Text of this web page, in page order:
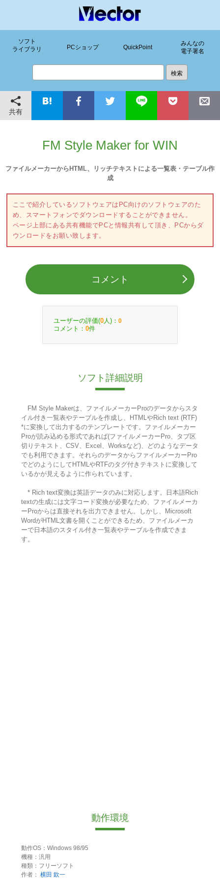
ソフト
ライブラリ
PCショップ QuickPoint
みんなの
電子署名
共有
FM Style Maker for WIN
ファイルメーカーからHTML、リッチテキストによる一覧表・テーブル作
成
ここで紹介しているソフトウェアはPC向けのソフトウェアのた
め、スマートフォンでダウンロードすることができません。
ページ上部にある共有機能でPCと情報共有して頂き、PCからダ
ウンロードをお願い致します。
コメント
ユーザーの評価(0 人)： 0
コメント： 0件
ソフト詳細説明
FM Style Makerは、ファイルメーカーProのデータからスタ
イル付き一覧表やテーブルを作成し、HTMLやRich text (RTF)
*に変換して出力するのテンプレートです。ファイルメーカー
Proが読み込める形式であれば(ファイルメーカーPro、タブ区
切りテキスト、CSV、Excel、Worksなど)、どのようなデータ
でも利用できます。それらのデータからファイルメーカーPro
でどのようにしてHTMLやRTFのタグ付きテキストに変換して
いるかが見えるように作られています。
* Rich text変換は英語データのみに対応します。日本語Rich
textの生成には文字コード変換が必要なため、ファイルメーカ
ーProからは直接それを出力できません。しかし、Microsoft
WordがHTML文書を開くことができるため、ファイルメーカ
ーで日本語のスタイル付き一覧表やテーブルを作成できま
す。
動作環境
動作OS：Windows 98/95
機種：汎用
種類：フリーソフト
作者： 横田 欽一